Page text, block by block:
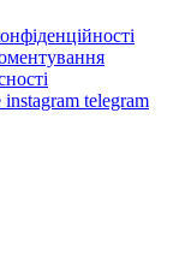
instagram telegram